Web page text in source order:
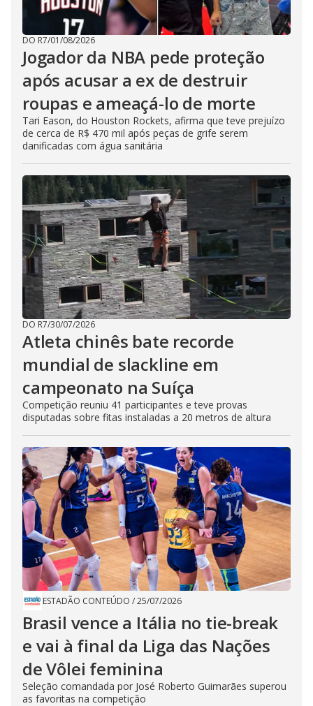
DO R7/01/08/2026
Jogador da NBA pede proteção
após acusar a ex de destruir
roupas e ameaçá-lo de morte
Tari Eason, do Houston Rockets, afirma que teve prejuízo
de cerca de R$ 470 mil após peças de grife serem
danificadas com água sanitária
DO R7/30/07/2026
Atleta chinês bate recorde
mundial de slackline em
campeonato na Suíça
Competição reuniu 41 participantes e teve provas
disputadas sobre fitas instaladas a 20 metros de altura
ESTADÃO CONTEÚDO /25/07/2026
Brasil vence a Itália no tie-break
e vai à final da Liga das Nações
de Vôlei feminina
Seleção comandada por José Roberto Guimarães superou
as favoritas na competição